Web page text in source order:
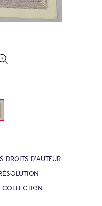
DROITS D’AUTEUR
COLLECTION